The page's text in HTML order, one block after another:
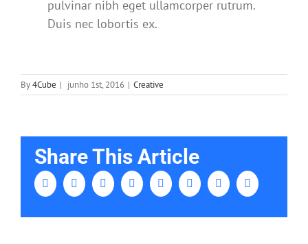
pulvinar nibh eget ullamcorper rutrum.
Duis nec lobortis ex.
By4Cube | junho 1st, 2016 | Creative
Share This Article
FacebookTwitter LinkedinTumblr Google+PinterestVk Email